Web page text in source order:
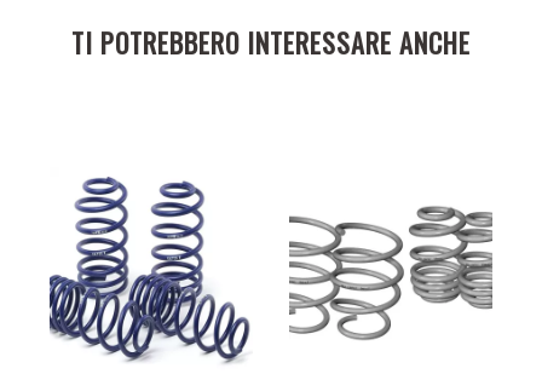
TI POTREBBERO INTERESSARE ANCHE